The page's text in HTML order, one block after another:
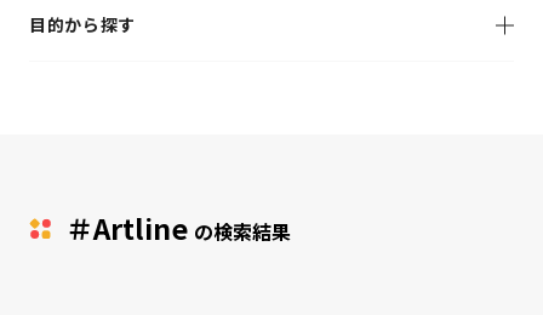
目的から探す
＃Artline の検索結果